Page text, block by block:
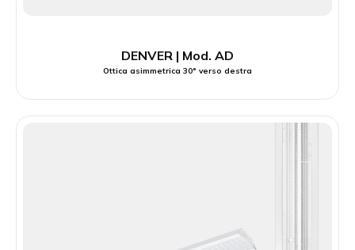
DENVER | Mod. AD
Ottica asimmetrica 30° verso destra